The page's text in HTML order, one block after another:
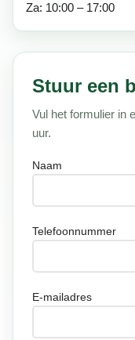
Za: 10:00 – 17:00
Stuur een
Vul het formulier in
uur.
Naam
Telefoonnummer
E-mailadres